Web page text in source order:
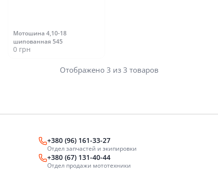
Мотошина 4,10-18
шипованная 545
0 грн
Отображено 3 из 3 товаров
+380 (96) 161-33-27
Отдел запчастей и экипировки
+380 (67) 131-40-44
Отдел продажи мототехники